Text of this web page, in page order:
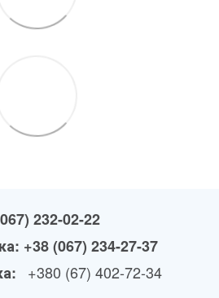
232-02-22
+38 (067) 234-27-37
+380 (67) 402-72-34